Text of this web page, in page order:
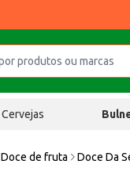
Cervejas
Doce de fruta Doce Da